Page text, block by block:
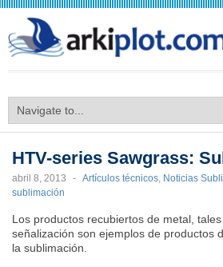
HTV-series Sawgrass:
abril 8, 2013 - Artículos técnicos, Noticias
sublimación
Los productos recubiertos de metal,
señalización son ejemplos de productos
la sublimación.